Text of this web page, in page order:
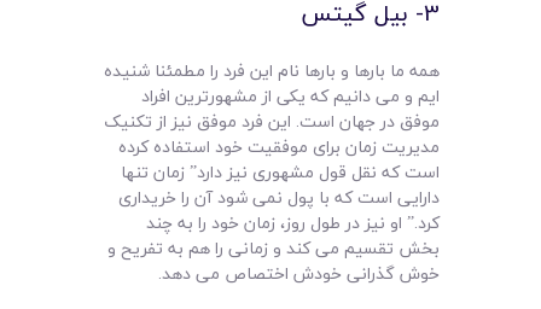
3- بیل گیتس
همه ما بارها و بارها نام این فرد را مطمئنا شنیده
ایم و می دانیم که یکی از مشهورترین افراد
موفق در جهان است. این فرد موفق نیز از تکنیک
مدیریت زمان برای موفقیت خود استفاده کرده
است که نقل قول مشهوری نیز دارد” زمان تنها
دارایی است که با پول نمی شود آن را خریداری
کرد.” او نیز در طول روز، زمان خود را به چند
بخش تقسیم می کند و زمانی را هم به تفریح و
خوش گذرانی خودش اختصاص می دهد.